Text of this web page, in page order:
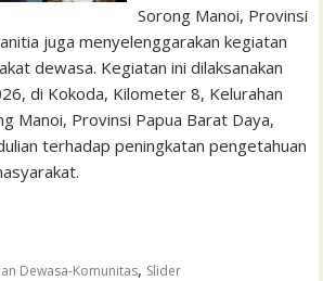
Sorong Manoi, Provinsi
juga menyelenggarakan kegiatan
dewasa. Kegiatan ini dilaksanakan
di Kokoda, Kilometer 8, Kelurahan
Manoi, Provinsi Papua Barat Daya,
terhadap peningkatan pengetahuan
Dewasa-Komunitas, Slider